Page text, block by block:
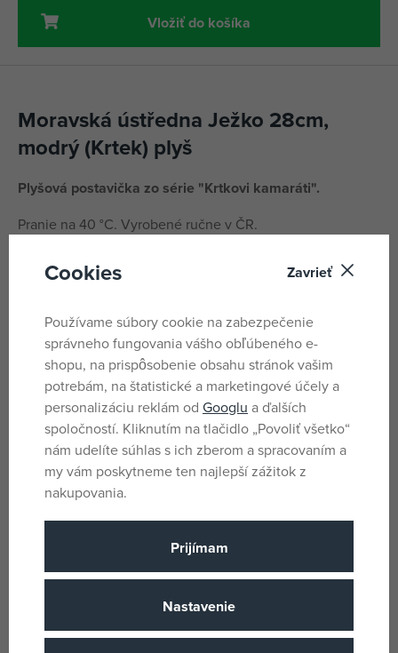
Vložiť do košíka
Moravská ústředna Ježko 28cm,
modrý (Krtek) plyš
Plyšová postavička zo série "Krtkovi kamaráti".
Pranie na 40 °C. Vyrobené ručne v ČR.
Parametre
Pohlavie Pro holky i kluky
Farba Viacfarebné
Licencia
Krteček a jeho
kamarádi
Materiál
Vek od Narodenie
EANs 8590121501347
Moravská
Cookies Zavrieť
Používame súbory cookie na zabezpečenie
správneho fungovania vášho obľúbeného e-
shopu, na prispôsobenie obsahu stránok vašim
potrebám, na štatistické a marketingové účely a
personalizáciu reklám od Googlu a ďalších
spoločností. Kliknutím na tlačidlo „Povoliť všetko“
nám udelíte súhlas s ich zberom a spracovaním a
my vám poskytneme ten najlepší zážitok z
nakupovania.
Prijímam
Nastavenie